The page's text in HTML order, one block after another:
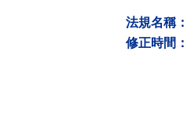
法規名稱：
修正時間：